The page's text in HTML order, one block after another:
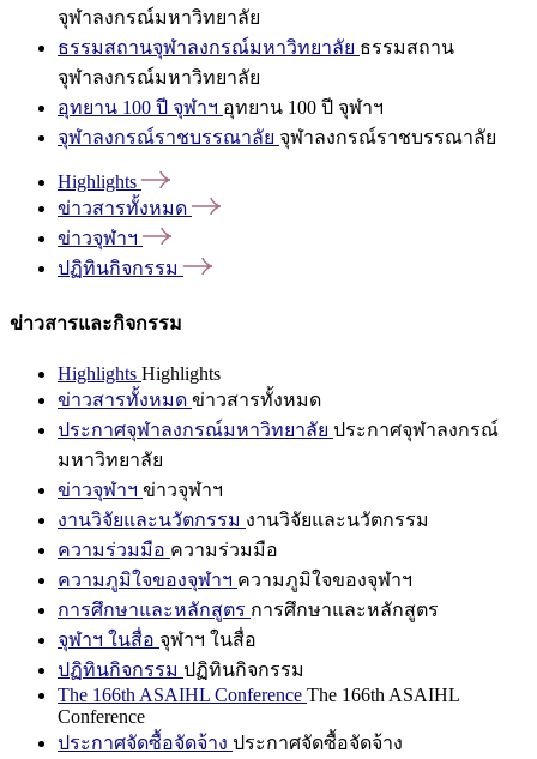
จุฬาลงกรณ์มหาวิทยาลัย
ธรรมสถานจุฬาลงกรณ์มหาวิทยาลัย ธรรมสถาน
จุฬาลงกรณ์มหาวิทยาลัย
อุทยาน 100 ปี จุฬาฯ อุทยาน 100 ปี จุฬาฯ
จุฬาลงกรณ์ราชบรรณาลัย จุฬาลงกรณ์ราชบรรณาลัย
Highlights
ข่าวสารทั้งหมด
ข่าวจุฬาฯ
ปฏิทินกิจกรรม
ข่าวสารและกิจกรรม
Highlights Highlights
ข่าวสารทั้งหมด ข่าวสารทั้งหมด
ประกาศจุฬาลงกรณ์มหาวิทยาลัย ประกาศจุฬาลงกรณ์
มหาวิทยาลัย
ข่าวจุฬาฯ ข่าวจุฬาฯ
งานวิจัยและนวัตกรรม งานวิจัยและนวัตกรรม
ความร่วมมือ ความร่วมมือ
ความภูมิใจของจุฬาฯ ความภูมิใจของจุฬาฯ
การศึกษาและหลักสูตร การศึกษาและหลักสูตร
จุฬาฯ ในสื่อ จุฬาฯ ในสื่อ
ปฏิทินกิจกรรม ปฏิทินกิจกรรม
The 166th ASAIHL Conference The 166th ASAIHL
Conference
ประกาศจัดซื้อจัดจ้าง ประกาศจัดซื้อจัดจ้าง